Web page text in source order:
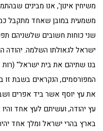
משיחין אינון', אנו מבינים
משמעית במובן שאחד מתקבל
שני כוחות חשובים שלשניהם
ישראל לגאולתו השלמה. יהודה
בנו שתיהם את בית ישראל"
המפורסמים, הנקראים בשבת זו
את עץ יוסף אשר ביד אפרים
עץ יהודה, ועשיתם לעץ אחד
בארץ בהרי ישראל ומלך אחד